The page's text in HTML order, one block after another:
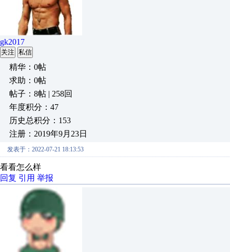
gk2017
关注 私信
精华：0帖
求助：0帖
帖子：8帖 | 258回
年度积分：47
历史总积分：153
注册：2019年9月23日
发表于：2022-07-21 18:13:53
看看怎么样
回复 引用 举报